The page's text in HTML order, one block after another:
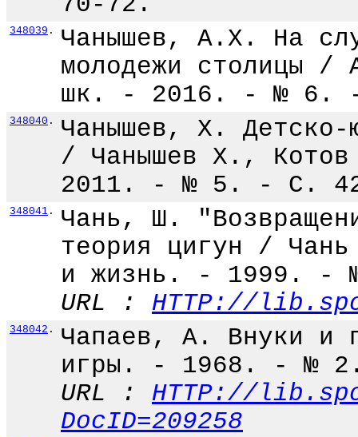
348039 .
Чанышев, А.Х. На
молодежи столицы
шк. - 2016. - № 6.
348040 .
Чанышев, Х. Детско-
/ Чанышев Х.,
2011. - № 5. - С.
348041 .
Чань, Ш.
теория цигун /
и жизнь. - 1999.
URL : HTTP://
348042 .
Чапаев, А. Внуки и
игры. - 1968. - №
URL : HTTP://
DocID=209258